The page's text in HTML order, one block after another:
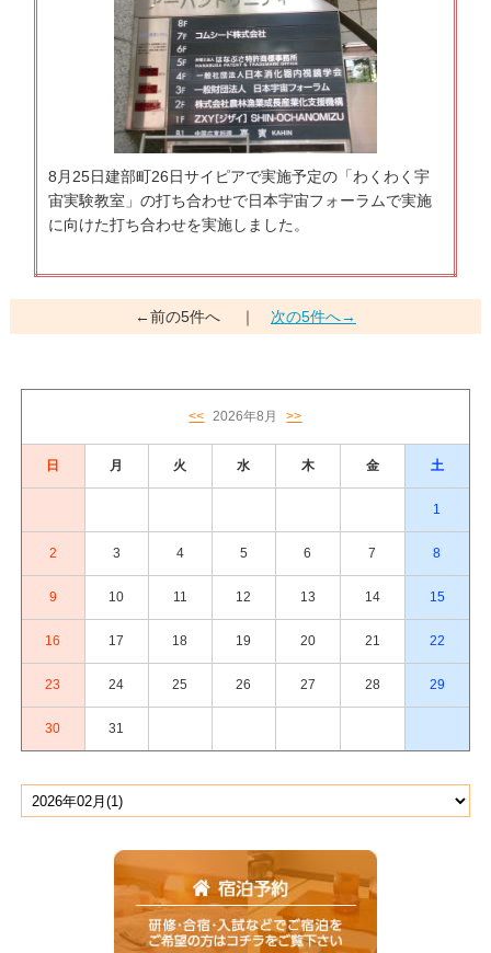
8月25日建部町26日サイピアで実施予定の「わくわく宇
宙実験教室」の打ち合わせで日本宇宙フォーラムで実施
に向けた打ち合わせを実施しました。
←前の5件へ｜ 次の5件へ→
<< 2026年8月 >>
日 月 火 水 木 金 土
1
2 3 4 5 6 7 8
9 10 11 12 13 14 15
16 17 18 19 20 21 22
23 24 25 26 27 28 29
30 31